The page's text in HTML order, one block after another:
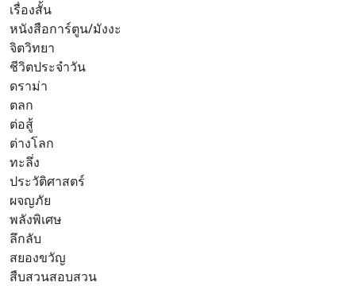
เรื่องสั้น
หนังสือการ์ตูน/มังงะ
จิตวิทยา
ชีวิตประจำวัน
ดราม่า
ตลก
ต่อสู้
ต่างโลก
ทะลึ่ง
ประวัติศาสตร์
ผจญภัย
พลังพิเศษ
ลึกลับ
สยองขวัญ
สืบสวนสอบสวน